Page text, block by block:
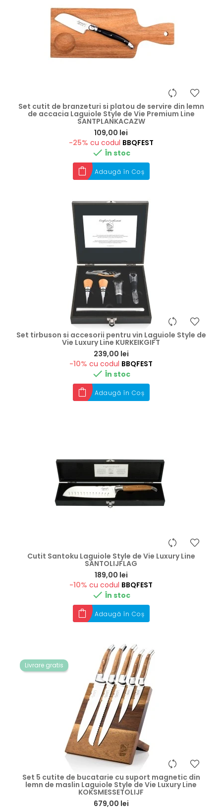
Set cutit de branzeturi si platou de servire din lemn
de accacia Laguiole Style de Vie Premium Line
SANTPLANKACAZW
109,00 lei
-25% cu codul BBQFEST
 În stoc
Adaugă în Coș
Set tirbuson si accesorii pentru vin Laguiole Style de
Vie Luxury Line KURKEIKGIFT
239,00 lei
-10% cu codul BBQFEST
 În stoc
Adaugă în Coș
Cutit Santoku Laguiole Style de Vie Luxury Line
SANTOLIJFLAG
189,00 lei
-10% cu codul BBQFEST
 În stoc
Adaugă în Coș
Livrare gratis
Set 5 cutite de bucatarie cu suport magnetic din
lemn de maslin Laguiole Style de Vie Luxury Line
KOKSMESSETOLIJF
679,00 lei